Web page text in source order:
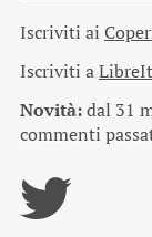
Iscriviti ai
Iscriviti a
Novità:dal 31
commenti